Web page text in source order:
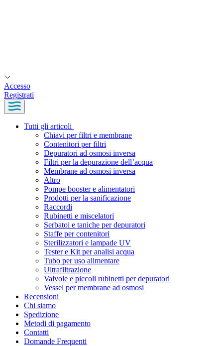
Accesso
Registrati
Tutti gli articoli
Chiavi per filtri e membrane
Contenitori per filtri
Depuratori ad osmosi inversa
Filtri per la depurazione dell’acqua
Membrane ad osmosi inversa
Altro
Pompe booster e alimentatori
Prodotti per la sanificazione
Raccordi
Rubinetti e miscelatori
Serbatoi e taniche per depuratori
Staffe per contenitori
Sterilizzatori e lampade UV
Tester e Kit per analisi acqua
Tubo per uso alimentare
Ultrafiltrazione
Valvole e piccoli rubinetti per depuratori
Vessel per membrane ad osmosi
Recensioni
Chi siamo
Spedizione
Metodi di pagamento
Contatti
Domande Frequenti